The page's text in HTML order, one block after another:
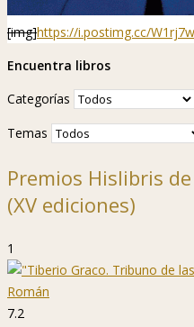
[img]https://i.postimg.cc/
Encuentra libros
Categorías
Temas
Premios Hislibris
(XV ediciones)
1
7.2